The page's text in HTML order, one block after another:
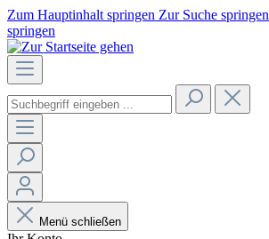
Zum Hauptinhalt springen Zur Suche springen
springen
Menü schließen